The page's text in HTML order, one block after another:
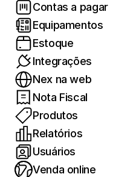
Contas a pagar
Equipamentos
Estoque
Integrações
Nex na web
Nota Fiscal
Produtos
Relatórios
Usuários
Venda online